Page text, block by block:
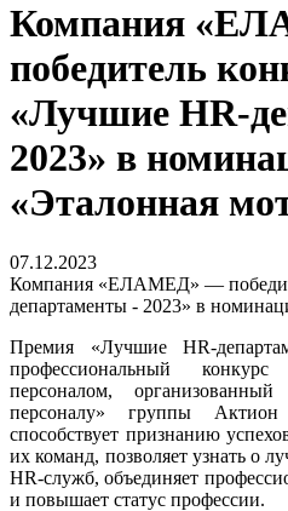
Компания
победитель
«Лучшие HR-
2023» в
«Эталонная
07.12.2023
Компания «ЕЛАМЕД» —
департаменты - 2023» в
Премия «Лучшие НR-
профессиональный
персоналом,
персоналу» группы
способствует признанию
их команд, позволяет узнать о
НR-служб, объединяет
и повышает статус профессии.